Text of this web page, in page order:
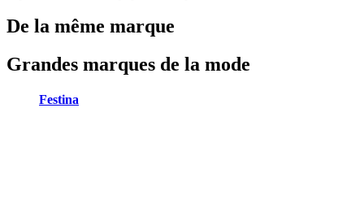
De la même marque
Grandes marques de la mode
Festina